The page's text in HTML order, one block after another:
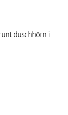
duschhörn i